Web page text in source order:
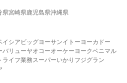
県宮崎県鹿児島県沖縄県
イシア ビッグヨーサンイトーヨーカドー
バリューヤオコーオーケー ヨークベニマル
ライフ業務スーパーいかり フジグラン